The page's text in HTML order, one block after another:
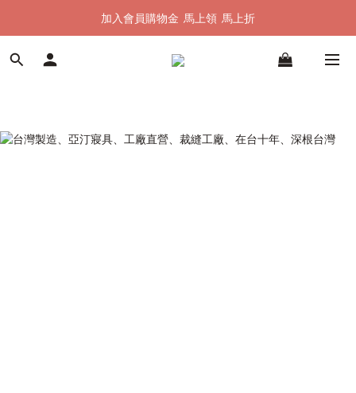
加入會員購物金  馬上領  馬上折
加入會員購物金  馬上領  馬上折
全館單筆滿 $1500 即享全台免運